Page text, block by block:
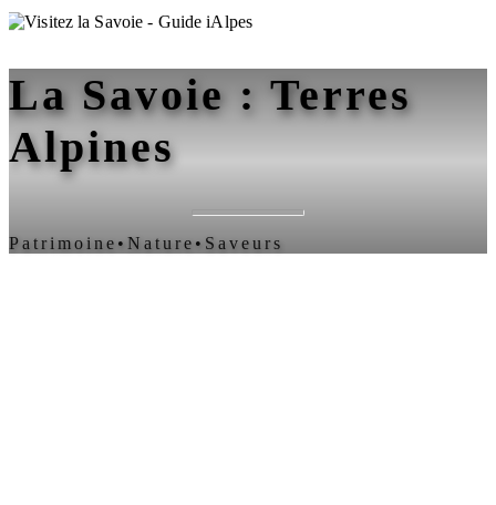
La Savoie : Terres
Alpines
Patrimoine • Nature • Saveurs